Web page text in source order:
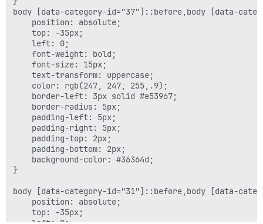
body [data-category-id="37"]::before,body [data-
    position: absolute;
    top: -35px;
    left: 0;
    font-weight: bold;
    font-size: 15px;
    text-transform: uppercase;
    color: rgb(247, 247, 255,.9);
    border-left: 3px solid #e53967;
    border-radius: 5px;
    padding-left: 5px;
    padding-right: 5px;
    padding-top: 2px;
    padding-bottom: 2px;
    background-color: #36364d;
}
body [data-category-id="31"]::before,body [data-
    position: absolute;
    top: -35px;